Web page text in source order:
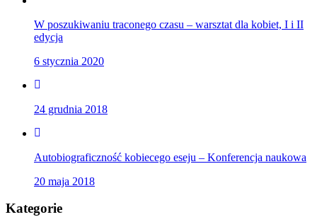
W poszukiwaniu traconego czasu – warsztat dla kobiet, I i II
edycja
6 stycznia 2020
24 grudnia 2018
Autobiograficzność kobiecego eseju – Konferencja naukowa
20 maja 2018
Kategorie